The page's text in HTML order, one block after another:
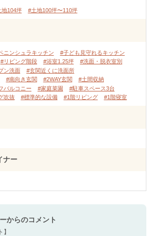
地104坪 #土地100坪〜110坪
ニンシュラキッチン
#子ども見守れるキッチン
#リビング階段 #浴室1.25坪
#洗面・脱衣室別
ン洗面
#玄関近くに洗面所
#南向き玄関 #2WAY玄関
#土間収納
バルコニー #家庭菜園
#駐車スペース3台
吹抜 #標準的な設備 #1階リビング #1階寝室
ナー
からのコメント